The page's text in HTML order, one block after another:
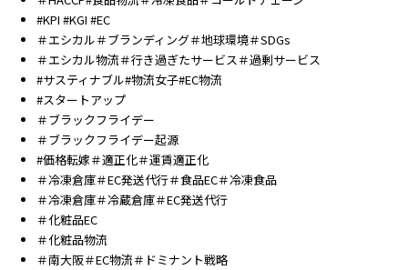
#KPI #KGI #EC
＃エシカル＃ブランディング＃地球環境＃SDGs
＃エシカル物流＃行き過ぎたサービス＃過剰サービス
#サスティナブル#物流女子#EC物流
#スタートアップ
＃ブラックフライデー
＃ブラックフライデー起源
#価格転嫁＃適正化＃運賃適正化
＃冷凍倉庫＃EC発送代行＃食品EC＃冷凍食品
＃冷凍倉庫＃冷蔵倉庫＃EC発送代行
＃化粧品EC
＃化粧品物流
＃南大阪＃EC物流＃ドミナント戦略